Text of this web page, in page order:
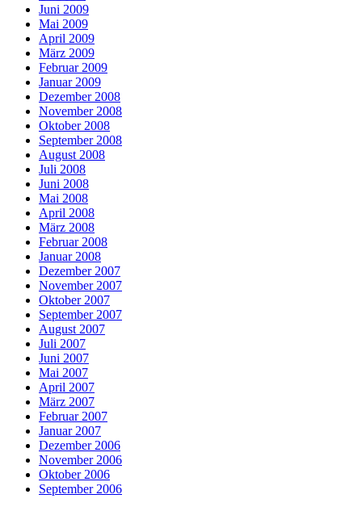
Juni 2009
Mai 2009
April 2009
März 2009
Februar 2009
Januar 2009
Dezember 2008
November 2008
Oktober 2008
September 2008
August 2008
Juli 2008
Juni 2008
Mai 2008
April 2008
März 2008
Februar 2008
Januar 2008
Dezember 2007
November 2007
Oktober 2007
September 2007
August 2007
Juli 2007
Juni 2007
Mai 2007
April 2007
März 2007
Februar 2007
Januar 2007
Dezember 2006
November 2006
Oktober 2006
September 2006